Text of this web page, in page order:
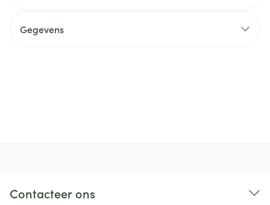
Gegevens
Contacteer ons